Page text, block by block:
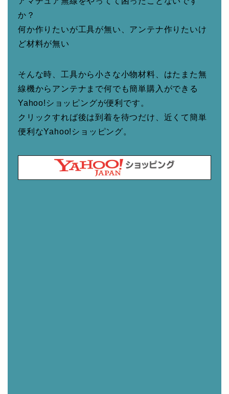
か？
何か作りたいが工具が無い、アンテナ作りたいけ
ど材料が無い
そんな時、工具から小さな小物材料、はたまた無
線機からアンテナまで何でも簡単購入ができる
Yahoo!ショッピングが便利です。
クリックすれば後は到着を待つだけ、近くて簡単
便利なYahoo!ショッピング。